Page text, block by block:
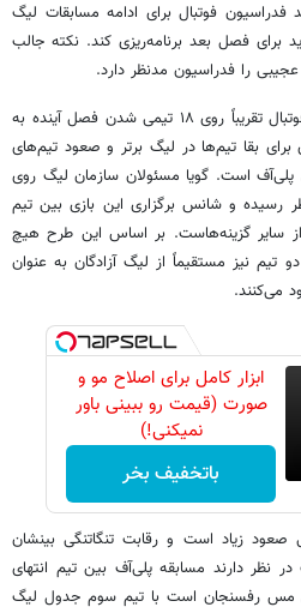
فوتبال برای ادامه مسابقات لیگ
برای فصل بعد برنامه‌ریزی کند. نکته جالب
را فدراسیون مدنظر دارد.
با وجود اینکه مسئولان فدراسیون فوتبال تقریباً روی ۱۸ تیمی شدن فصل آینده به
برای بقا تیم‌ها در لیگ برتر و صعود تیم‌های
پلی‌آف است. گویا مسئولان سازمان لیگ روی
رسیده و شانس برگزاری این بازی بین تیم
سایر گزینه‌هاست. بر اساس این طرح هیچ
تیم نیز مستقیماً از لیگ آزادگان به عنوان
می‌کنند.
ابزار کامل برای اصلاح مو و
صورت (قیمت رو ببینی باور
نمیکنی!)
باتخفیف بخر
صعود زیاد است و رقابت تنگاتنگی بینشان
نظر دارند مسابقه پلی‌آف بین تیم انتهای
مس رفسنجان است با تیم سوم جدول لیگ